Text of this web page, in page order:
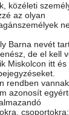
közéleti
az olyan
Barna nevét
de el kell
Miskolcon itt és
rendben
azonosít